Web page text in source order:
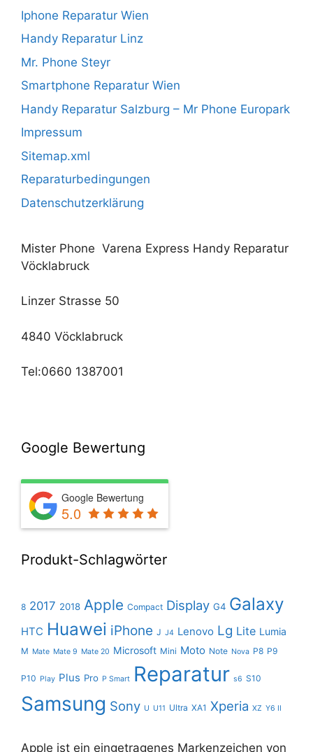
Iphone Reparatur Wien
Handy Reparatur Linz
Mr. Phone Steyr
Smartphone Reparatur Wien
Handy Reparatur Salzburg – Mr Phone Europark
Impressum
Sitemap.xml
Reparaturbedingungen
Datenschutzerklärung
Mister Phone Varena Express Handy Reparatur
Vöcklabruck
Linzer Strasse 50
4840 Vöcklabruck
Tel:0660 1387001
Google Bewertung
Google Bewertung
5.0
Produkt-Schlagwörter
8 2017 2018 Apple Compact Display G4 Galaxy
HTC Huawei iPhone J J4 Lenovo Lg Lite Lumia
M Mate Mate 9 Mate 20 Microsoft Mini Moto Note Nova P8 P9
P10 Play Plus Pro P Smart Reparatur s6 S10
Samsung Sony U U11 Ultra XA1 Xperia XZ Y6 II
Apple ist ein eingetragenes Markenzeichen von